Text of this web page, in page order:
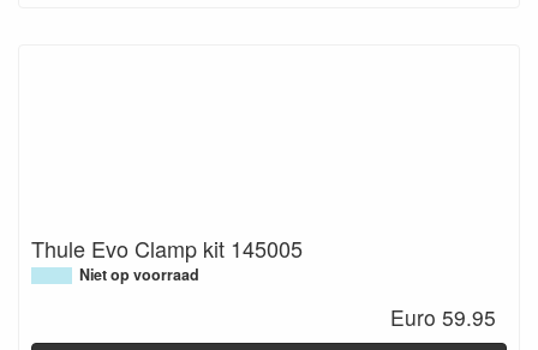
Thule Evo Clamp kit 145005
Niet op voorraad
Euro 59.95